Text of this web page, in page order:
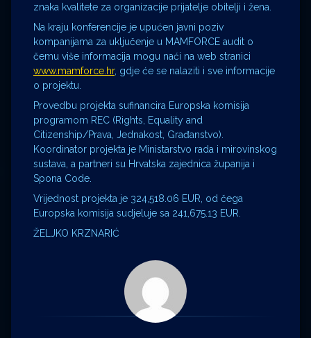
znaka kvalitete za organizacije prijatelje obitelji i žena.
Na kraju konferencije je upućen javni poziv
kompanijama za uključenje u MAMFORCE audit o
čemu više informacija mogu naći na web stranici
www.mamforce.hr, gdje će se nalaziti i sve informacije
o projektu.
Provedbu projekta sufinancira Europska komisija
programom REC (Rights, Equality and
Citizenship/Prava, Jednakost, Građanstvo).
Koordinator projekta je Ministarstvo rada i mirovinskog
sustava, a partneri su Hrvatska zajednica županija i
Spona Code.
Vrijednost projekta je 324,518.06 EUR, od čega
Europska komisija sudjeluje sa 241,675.13 EUR.
ŽELJKO KRZNARIĆ